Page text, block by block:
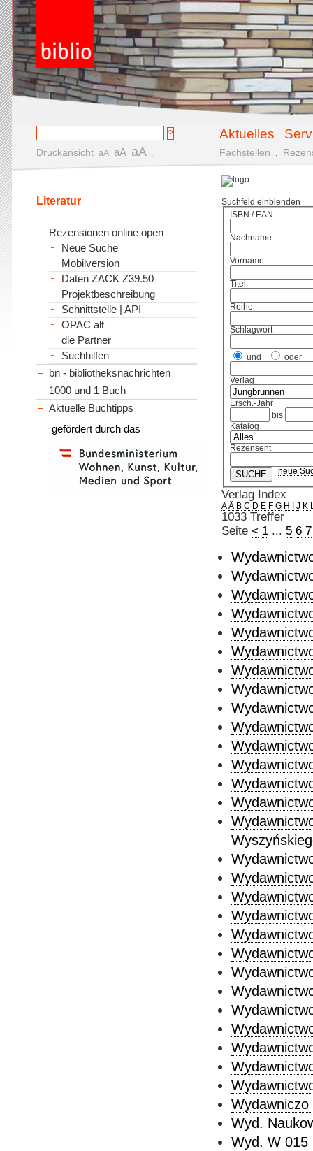
Aktuelles
Druckansicht aA aA aA Fachstellen
Suchfeld einblenden
ISBN / EAN
Nachname
Vorname
Titel
Reihe
Schlagwort
und oder
Verlag
Ersch.-Jahr
bis
Katalog
Rezensent
neue
Verlag Index
A Ä B C D E F G H J K
1033 Treffer
Seite < 1... 5 6 7
Wyd.
Wyd. W 015
Literatur
Rezensionen online open
Neue Suche
Mobilversion
Daten ZACK Z39.50
Projektbeschreibung
Schnittstelle | API
OPAC alt
die Partner
Suchhilfen
bn - bibliotheksnachrichten
1000 und 1 Buch
Aktuelle Buchtipps
gefördert durch das